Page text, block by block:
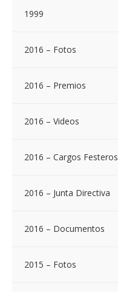
1999
2016 – Fotos
2016 – Premios
2016 – Videos
2016 – Cargos Festeros
2016 – Junta Directiva
2016 – Documentos
2015 – Fotos